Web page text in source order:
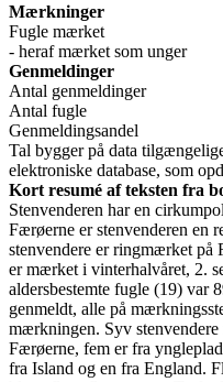
Mærkninger
Fugle mærket
- heraf mærket som unger
Genmeldinger
Antal genmeldinger
Antal fugle
Genmeldingsandel
Tal bygger på data
elektroniske database, som
Kort resumé af teksten fra
Stenvenderen har en
Færøerne er stenvenderen en
stenvendere er ringmærket
er mærket i vinterhalvåret, 2.
aldersbestemte fugle (19) var
genmeldt, alle på
mærkningen. Syv
Færøerne, fem er fra
fra Island og en fra England.